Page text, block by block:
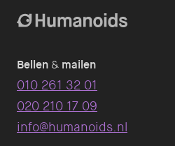
Bellen & mailen
010 261 32 01
020 210 17 09
info@humanoids.nl